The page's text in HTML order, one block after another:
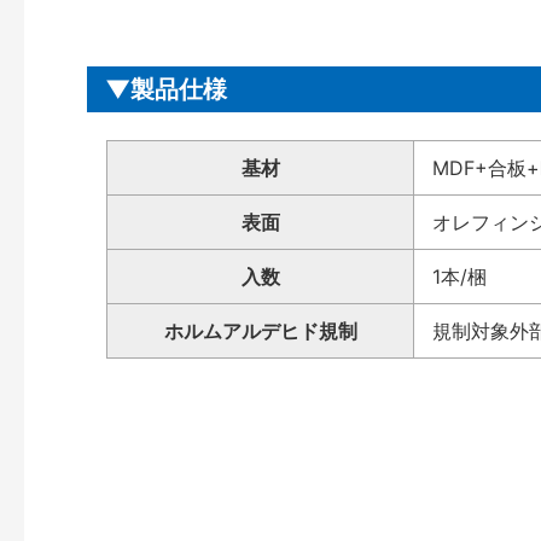
製品仕様
基材 MDF+合板
表面 オレフィン
入数 1本/梱
ホルムアルデヒド規制 規制対象外